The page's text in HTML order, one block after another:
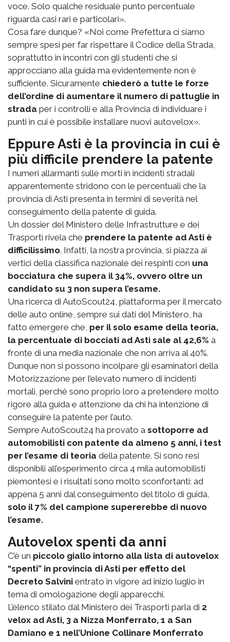
voce. Solo qualche residuale punto percentuale
riguarda casi rari e particolari».
Cosa fare dunque? «Noi come Prefettura ci siamo
sempre spesi per far rispettare il Codice della Strada,
soprattutto in incontri con gli studenti che si
approcciano alla guida ma evidentemente non è
sufficiente. Sicuramente chiederò a tutte le forze
dell’ordine di aumentare il numero di pattuglie in
strada per i controlli e alla Provincia di individuare i
punti in cui è possibile installare nuovi autovelox».
Eppure Asti è la provincia in cui è
più difficile prendere la patente
I numeri allarmanti sulle morti in incidenti stradali
apparentemente stridono con le percentuali che la
provincia di Asti presenta in termini di severità nel
conseguimento della patente di guida.
Un dossier del Ministero delle Infrastrutture e dei
Trasporti rivela che prendere la patente ad Asti è
difficilissimo. Infatti, la nostra provincia, si piazza ai
vertici della classifica nazionale dei respinti con una
bocciatura che supera il 34%, ovvero oltre un
candidato su 3 non supera l’esame.
Una ricerca di AutoScout24, piattaforma per il mercato
delle auto online, sempre sui dati del Ministero, ha
fatto emergere che, per il solo esame della teoria,
la percentuale di bocciati ad Asti sale al 42,6% a
fronte di una media nazionale che non arriva al 40%.
Dunque non si possono incolpare gli esaminatori della
Motorizzazione per l’elevato numero di incidenti
mortali, perché sono proprio loro a pretendere molto
rigore alla guida e attenzione da chi ha intenzione di
conseguire la patente per l’auto.
Sempre AutoScout24 ha provato a sottoporre ad
automobilisti con patente da almeno 5 anni, i test
per l’esame di teoria della patente. Si sono resi
disponibili all’esperimento circa 4 mila automobilisti
piemontesi e i risultati sono molto sconfortanti: ad
appena 5 anni dal conseguimento del titolo di guida,
solo il 7% del campione supererebbe di nuovo
l’esame.
Autovelox spenti da anni
C’è un piccolo giallo intorno alla lista di autovelox
“spenti” in provincia di Asti per effetto del
Decreto Salvini entrato in vigore ad inizio luglio in
tema di omologazione degli apparecchi.
L’elenco stilato dal Ministero dei Trasporti parla di 2
velox ad Asti, 3 a Nizza Monferrato, 1 a San
Damiano e 1 nell’Unione Collinare Monferrato